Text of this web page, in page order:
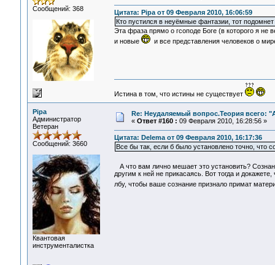
Сообщений: 368
Цитата: Pipa от 09 Февраля 2010, 16:06:59
Кто пустился в неуёмные фантазии, тот
Эта фраза прямо о гсоподе Боге (в которого я
и новые
и все представления человеков о
Истина в том, что истины не существует
Pipa
Администратор
Ветеран
Сообщений: 3660
Квантовая
инструменталистка
Re: Неудаляемый вопрос.Теория всего:
« Ответ #160 : 09 Февраля 2010, 16:28:56 »
Цитата: Delema от 09 Февраля 2010, 16:17:36
Все бы так, если б было установлено точно, что
А что вам лично мешает это установить?
другим к ней не прикасаясь. Вот тогда и
лбу, чтобы ваше сознание признало примат